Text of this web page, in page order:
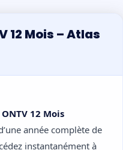
12 Mois – Atlas
12 Mois
année complète de
instantanément à